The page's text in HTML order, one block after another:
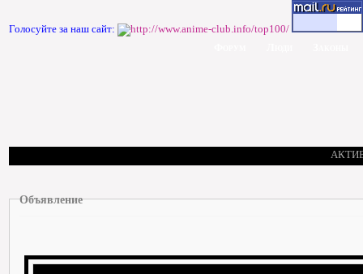
Голосуйте за наш сайт:
Объявление